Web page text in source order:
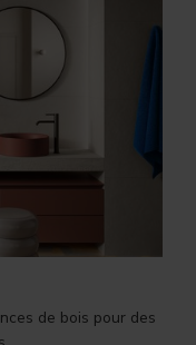
de bois pour des